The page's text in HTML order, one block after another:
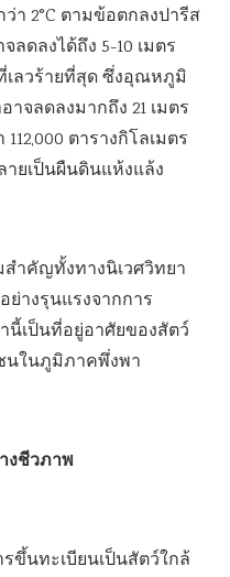
2°C ตามข้อตกลงปารีส
ลดลงได้ถึง 5-10 เมตร
ลวร้ายที่สุด ซึ่งอุณหภูมิ
จลดลงมากถึง 21 เมตร
ตารางกิโลเมตร
ยเป็นผืนดินแห้งแล้ง
ำคัญทั้งทางนิเวศวิทยา
ย่างรุนแรงจากการ
นี้เป็นที่อยู่อาศัยของสัตว์
นในภูมิภาคพึ่งพา
งชีวภาพ
ขึ้นทะเบียนเป็นสัตว์ใกล้